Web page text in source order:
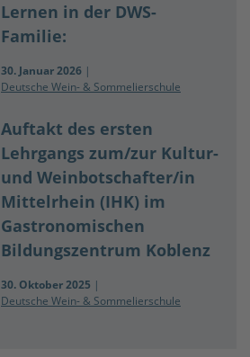
Lernen in der DWS-
Familie:
30. Januar 2026|
Deutsche Wein- & Sommelierschule
Auftakt des ersten
Lehrgangs zum/zur Kultur-
und Weinbotschafter/in
Mittelrhein (IHK) im
Gastronomischen
Bildungszentrum Koblenz
30. Oktober 2025 |
Deutsche Wein- & Sommelierschule